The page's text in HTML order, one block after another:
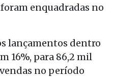
enquadradas no
lançamentos dentro
16%, para 86,2 mil
no período